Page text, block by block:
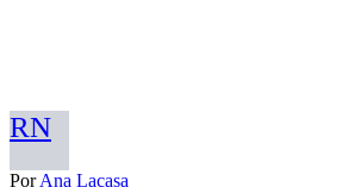
RN
PorAna Lacasa